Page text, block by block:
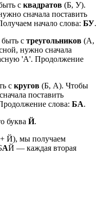
с квадратов (Б, У).
сначала поставить
начало слова: БУ.
с треугольников (А,
нужно сначала
'А'. Продолжение
с кругов (Б, А). Чтобы
поставить
слова: БА.
буква Й.
Й), мы получаем
АЙ — каждая вторая